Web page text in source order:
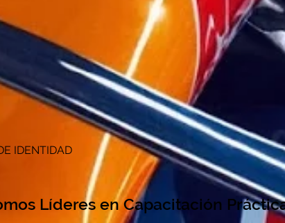
IDENTIDAD
Líderes en Capacitación